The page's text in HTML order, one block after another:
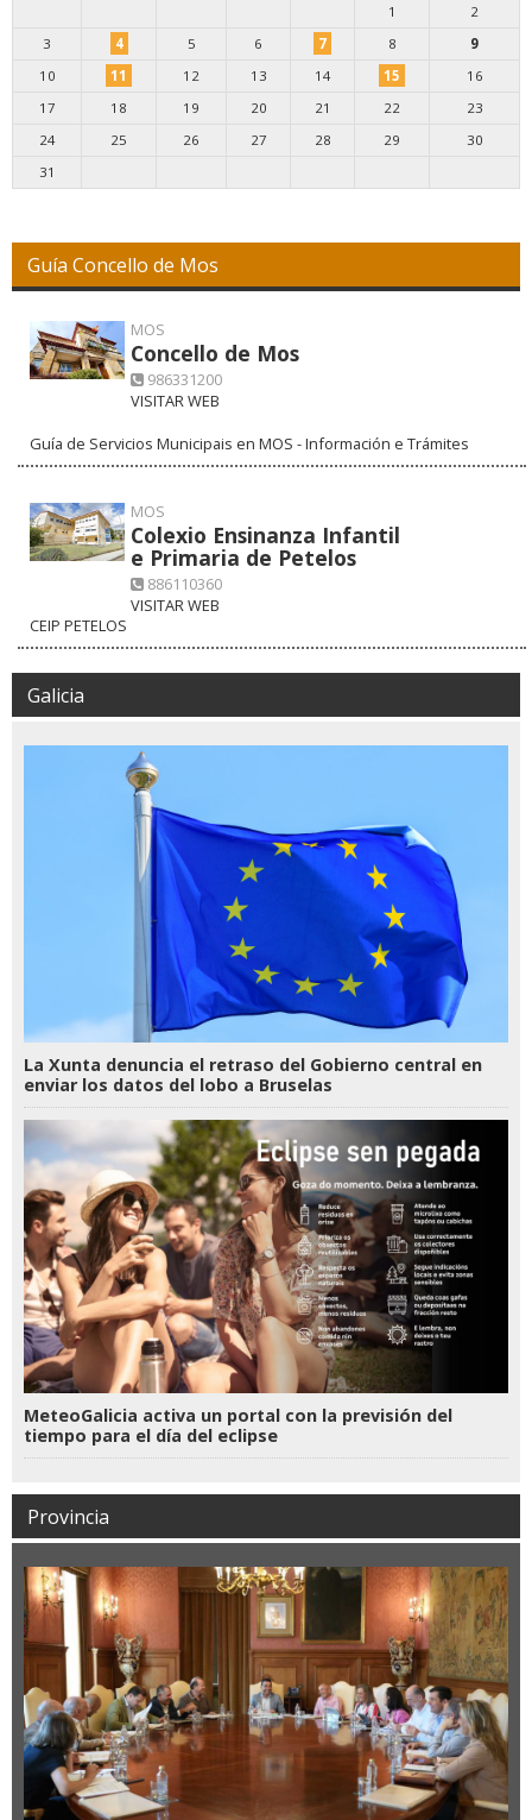
1
2
3
4 5 6 7 8
9
10
11 12 13 14 15
16
17
18 19 20 21 22
23
24
25 26 27 28 29
30
31
Guía Concello de Mos
MOS
Concello de Mos
986331200
VISITAR WEB
Guía de Servicios Municipais en MOS - Información e Trámites
MOS
Colexio Ensinanza Infantil
e Primaria de Petelos
886110360
VISITAR WEB
CEIP PETELOS
Galicia
La Xunta denuncia el retraso del Gobierno central en
enviar los datos del lobo a Bruselas
MeteoGalicia activa un portal con la previsión del
tiempo para el día del eclipse
Provincia